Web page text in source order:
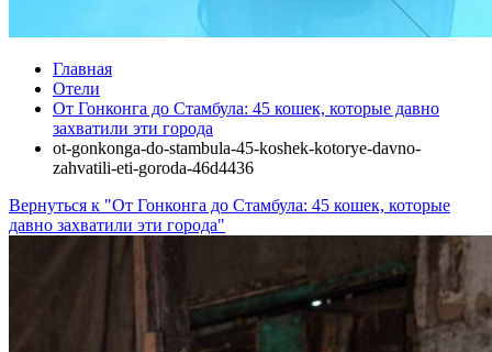
Главная
Отели
От Гонконга до Стамбула: 45 кошек, которые давно
захватили эти города
ot-gonkonga-do-stambula-45-koshek-kotorye-davno-
zahvatili-eti-goroda-46d4436
Вернуться к "От Гонконга до Стамбула: 45 кошек, которые
давно захватили эти города"